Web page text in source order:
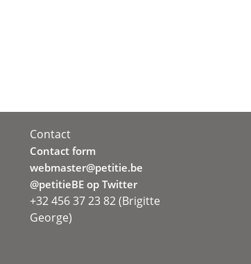
Contact
Contact form
webmaster@petitie.be
@petitieBE op Twitter
+32 456 37 23 82 (Brigitte
George)